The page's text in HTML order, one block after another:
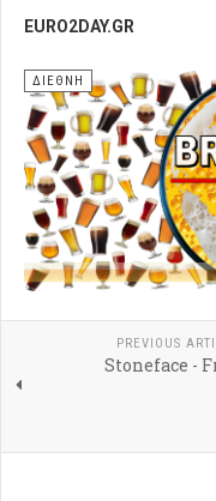
EURO2DAY.GR
ΔΙΕΘΝΗ
PREVIOUS
Stoneface -